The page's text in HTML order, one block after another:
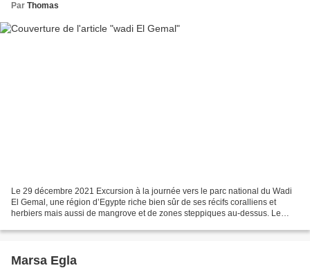
Par Thomas
Le 29 décembre 2021 Excursion à la journée vers le parc national du Wadi
El Gemal, une région d’Egypte riche bien sûr de ses récifs coralliens et
herbiers mais aussi de mangrove et de zones steppiques au-dessus. Le
Marsa Egla